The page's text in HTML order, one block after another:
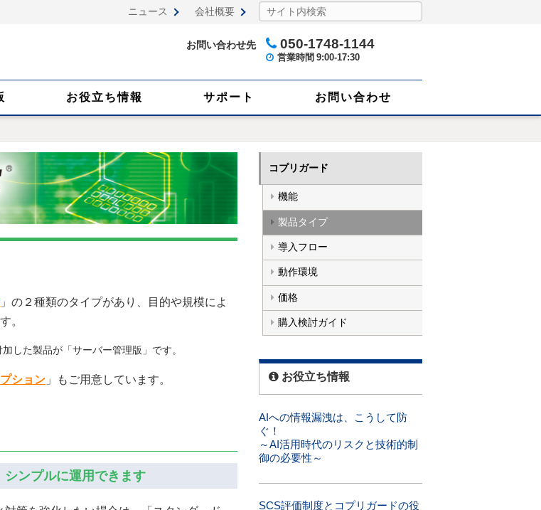
ニュース 会社概要
お問い合わせ先 050-1748-1144
営業時間 9:00-17:30
お役立ち情報 サポート お問い合わせ
」の２種類のタイプがあり、目的や規模によ
。
した製品が「サーバー管理版」です。
ション 」もご用意しています。
シンプルに運用できます
コプリガード
機能
製品タイプ
導入フロー
動作環境
価格
購入検討ガイド
お役立ち情報
AIへの情報漏洩は、こうして防
ぐ！
～AI活用時代のリスクと技術的制
御の必要性～
SCS評価制度とコプリガードの役